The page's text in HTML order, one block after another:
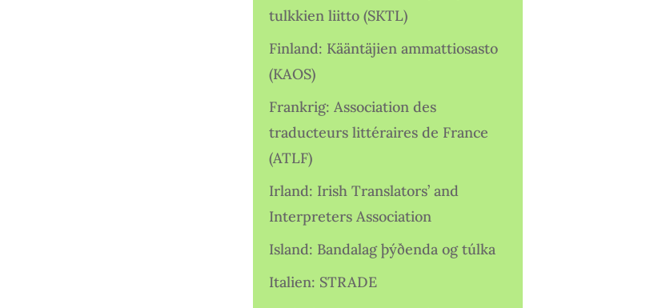
tulkkien liitto (SKTL)
Finland: Kääntäjien ammattiosasto
(KAOS)
Frankrig: Association des
traducteurs littéraires de France
(ATLF)
Irland: Irish Translators’ and
Interpreters Association
Island: Bandalag þýðenda og túlka
Italien: STRADE